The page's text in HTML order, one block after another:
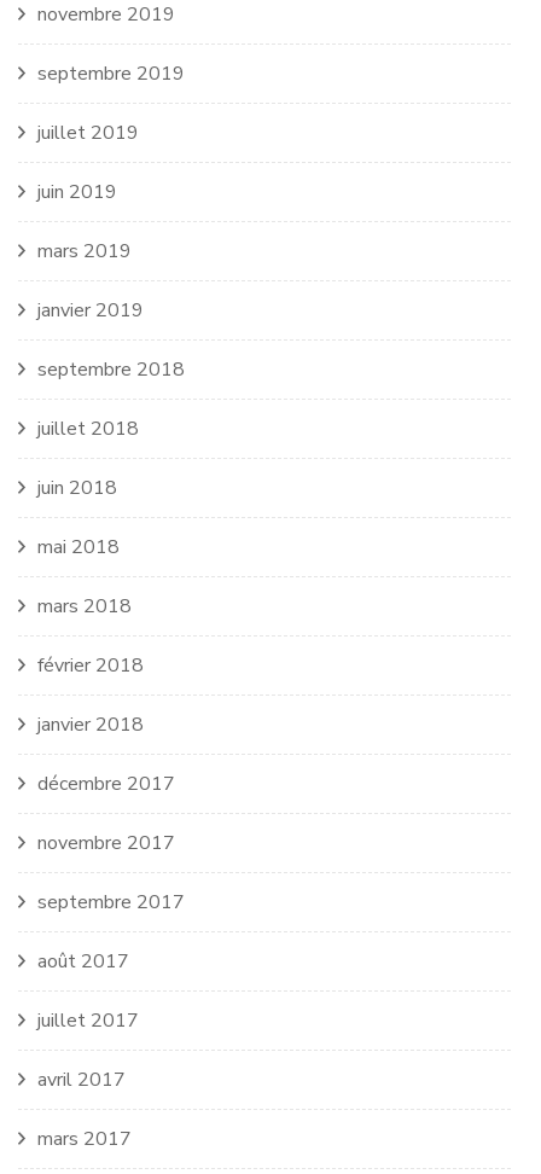
novembre 2019
septembre 2019
juillet 2019
juin 2019
mars 2019
janvier 2019
septembre 2018
juillet 2018
juin 2018
mai 2018
mars 2018
février 2018
janvier 2018
décembre 2017
novembre 2017
septembre 2017
août 2017
juillet 2017
avril 2017
mars 2017